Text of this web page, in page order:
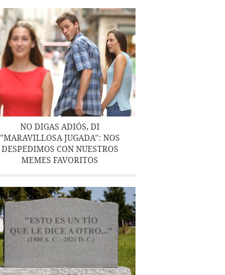
NO DIGAS ADIÓS, DI
"MARAVILLOSA JUGADA": NOS
DESPEDIMOS CON NUESTROS
MEMES FAVORITOS